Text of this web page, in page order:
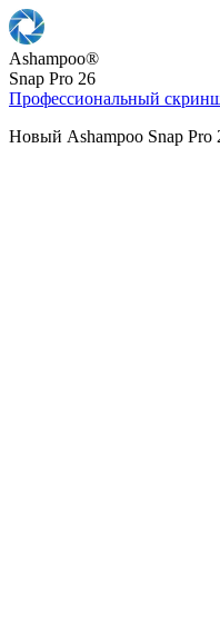
Ashampoo®
Snap Pro 26
Профессиональный
Новый Ashampoo Snap Pro